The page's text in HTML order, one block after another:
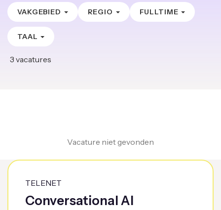
VAKGEBIED REGIO FULLTIME
TAAL
3 vacatures
Vacature niet gevonden
TELENET
Conversational AI